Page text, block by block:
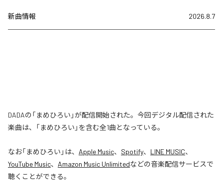
新曲情報 2026.8.7
DADAの「まめひろい」が配信開始された。今回デジタル配信された
楽曲は、「まめひろい」を含む全1曲となっている。
なお「まめひろい 」は、 Apple Music、 Spotify、 LINE MUSIC、
YouTube Music、 Amazon Music Unlimitedなどの音楽配信サービスで
聴くことができる。